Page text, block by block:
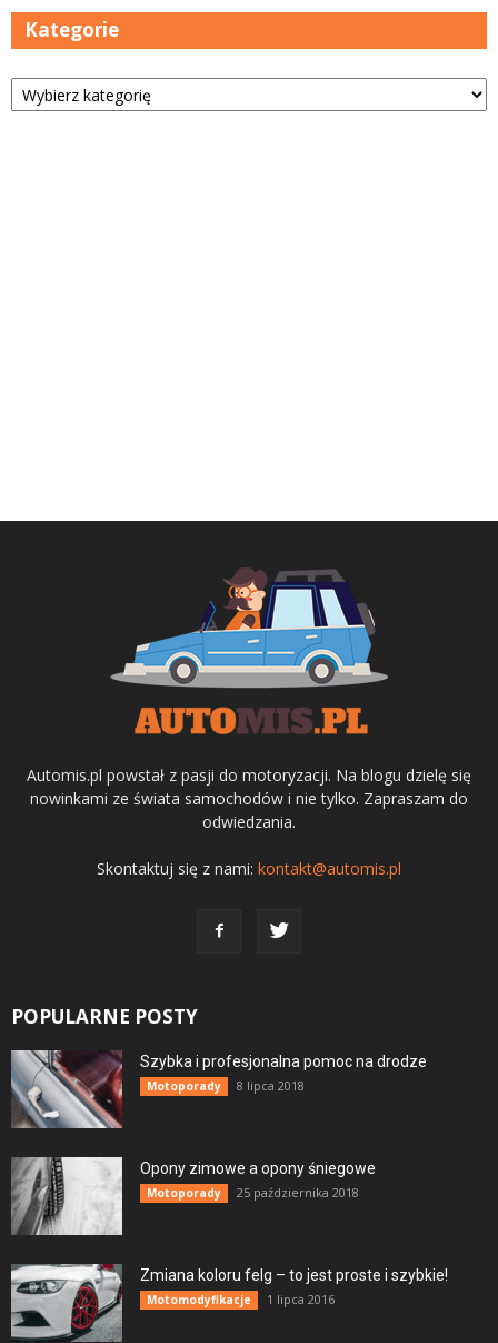
Kategorie
Kategorie
Automis.pl powstał z pasji do motoryzacji. Na blogu dzielę się
nowinkami ze świata samochodów i nie tylko. Zapraszam do
odwiedzania.
Skontaktuj się z nami: kontakt@automis.pl
POPULARNE POSTY
Szybka i profesjonalna pomoc na drodze
Motoporady 8 lipca 2018
Opony zimowe a opony śniegowe
Motoporady 25 października 2018
Zmiana koloru felg – to jest proste i szybkie!
Motomodyfikacje 1 lipca 2016